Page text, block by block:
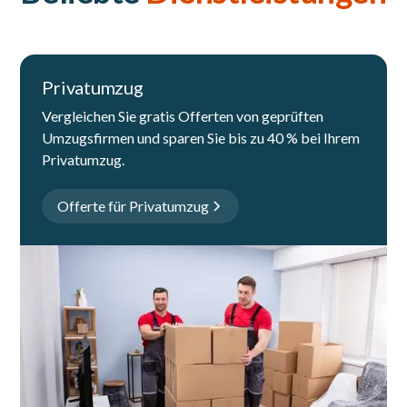
Privatumzug
Vergleichen Sie gratis Offerten von geprüften
Umzugsfirmen und sparen Sie bis zu 40 % bei Ihrem
Privatumzug.
Offerte für Privatumzug